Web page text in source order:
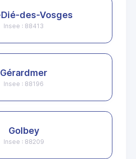
des-Vosges
Insee : 88413
Gérardmer
Insee : 88196
Golbey
Insee : 88209